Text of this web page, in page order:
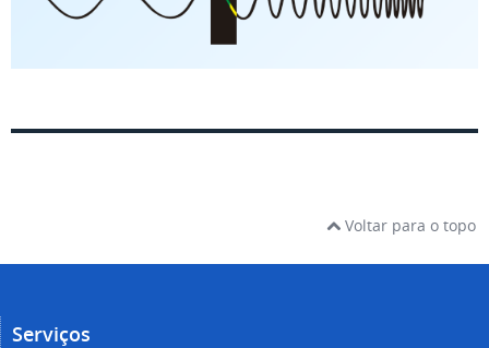
Voltar para o topo
Serviços